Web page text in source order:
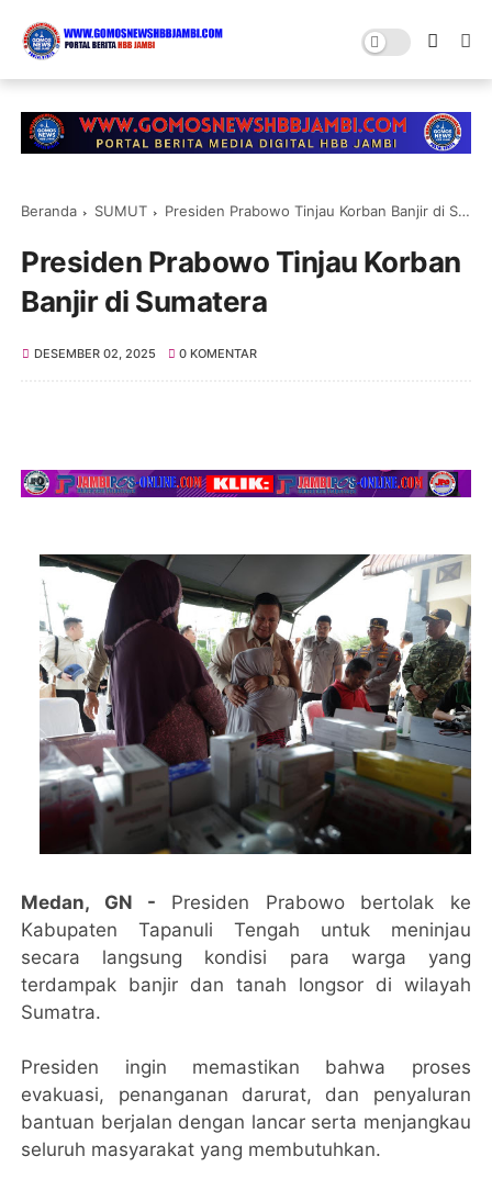
Beranda SUMUT Presiden Prabowo Tinjau Korban Banjir di Sumatera
Presiden Prabowo Tinjau Korban
Banjir di Sumatera
DESEMBER 02, 2025 0 KOMENTAR
Medan, GN - Presiden Prabowo bertolak ke
Kabupaten Tapanuli Tengah untuk meninjau
secara langsung kondisi para warga yang
terdampak banjir dan tanah longsor di wilayah
Sumatra.
Presiden ingin memastikan bahwa proses
evakuasi, penanganan darurat, dan penyaluran
bantuan berjalan dengan lancar serta menjangkau
seluruh masyarakat yang membutuhkan.